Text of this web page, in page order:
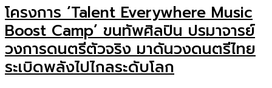
โครงการ ‘Talent Everywhere Music
Boost Camp’ ขนทัพศิลปิน ปรมาจารย์
วงการดนตรีตัวจริง มาดันวงดนตรีไทย
ระเบิดพลังไปไกลระดับโลก